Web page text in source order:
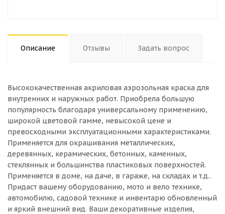
Описание Отзывы Задать вопрос
Высококачественная акриловая аэрозольная краска для
внутренних и наружных работ. Приобрела большую
популярность благодаря универсальному применению,
широкой цветовой гамме, невысокой цене и
превосходными эксплуатационными характеристиками.
Применяется для окрашивания металлических,
деревянных, керамических, бетонных, каменных,
стеклянных и большинства пластиковых поверхностей.
Применяется в доме, на даче, в гараже, на складах и т.д..
Придаст вашему оборудованию, мото и вело технике,
автомобилю, садовой технике и инвентарю обновленный
и яркий внешний вид. Ваши декоративные изделия,